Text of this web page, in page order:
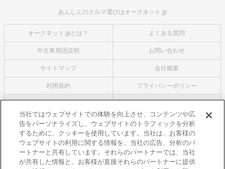
あんしんのクルマ選びはオークネット.jp
オークネット.jpとは？ よくある質問
中古車用語説明 お問い合わせ
サイトマップ 会社概要
利用規約 プライバシーポリシー
オークネットのその他のサービス
バイク関連サービス
中古バイクを探すならバイクの窓口
レンタルバイクに乗るならモトオークレンタルバイク
当社ではウェブサイトでの体験を向上させ、コンテンツや広
告をパーソナライズし、ウェブサイトのトラフィックを分析
するために、クッキーを使用しています。当社は、お客様の
ウェブサイトの利用に関する情報を、当社の広告、分析のパ
ートナーと共有しています。それらのパートナーでは、当社
が共有した情報と、お客様が直接それらのパートナーに提供